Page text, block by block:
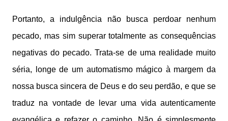
Portanto, a indulgência não busca perdoar nenhum
pecado, mas sim superar totalmente as consequências
negativas do pecado. Trata-se de uma realidade muito
séria, longe de um automatismo mágico à margem da
nossa busca sincera de Deus e do seu perdão, e que se
traduz na vontade de levar uma vida autenticamente